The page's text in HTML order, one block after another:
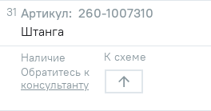
31
260-1007310
Штанга
Наличие
Обратитесь к
консультанту
К схеме